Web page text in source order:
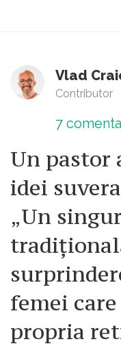
Vlad
Contributor
7
Un pastor
idei
„Un
femei
propria